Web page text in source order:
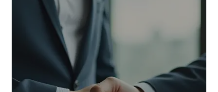
Name, E-Mail-Adresse und Website in diesem
Browser für meinen nächsten Kommentar
speichern.
Submit Comment